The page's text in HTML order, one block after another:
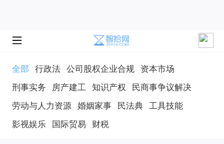
全部 行政法 公司股权企业合规 资本市场
刑事实务 房产建工 知识产权 民商事争议解决
劳动与人力资源 婚姻家事 民法典 工具技能
影视娱乐 国际贸易 财税